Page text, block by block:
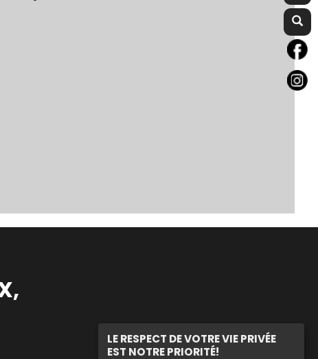
LE RESPECT DE VOTRE VIE PRIVÉE
EST NOTRE PRIORITÉ!